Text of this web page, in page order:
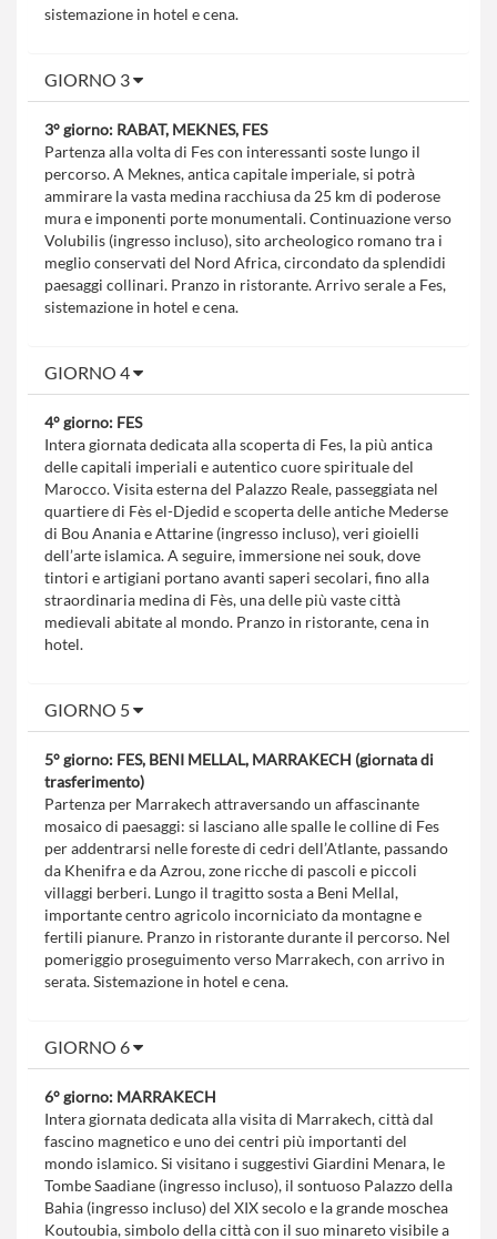
sistemazione in hotel e cena.
GIORNO 3
3° giorno: RABAT, MEKNES, FES
Partenza alla volta di Fes con interessanti soste lungo il
percorso. A Meknes, antica capitale imperiale, si potrà
ammirare la vasta medina racchiusa da 25 km di poderose
mura e imponenti porte monumentali. Continuazione verso
Volubilis (ingresso incluso), sito archeologico romano tra i
meglio conservati del Nord Africa, circondato da splendidi
paesaggi collinari. Pranzo in ristorante. Arrivo serale a Fes,
sistemazione in hotel e cena.
GIORNO 4
4° giorno: FES
Intera giornata dedicata alla scoperta di Fes, la più antica
delle capitali imperiali e autentico cuore spirituale del
Marocco. Visita esterna del Palazzo Reale, passeggiata nel
quartiere di Fès el-Djedid e scoperta delle antiche Mederse
di Bou Anania e Attarine (ingresso incluso), veri gioielli
dell’arte islamica. A seguire, immersione nei souk, dove
tintori e artigiani portano avanti saperi secolari, fino alla
straordinaria medina di Fès, una delle più vaste città
medievali abitate al mondo. Pranzo in ristorante, cena in
hotel.
GIORNO 5
5° giorno: FES, BENI MELLAL, MARRAKECH (giornata di
trasferimento)
Partenza per Marrakech attraversando un affascinante
mosaico di paesaggi: si lasciano alle spalle le colline di Fes
per addentrarsi nelle foreste di cedri dell’Atlante, passando
da Khenifra e da Azrou, zone ricche di pascoli e piccoli
villaggi berberi. Lungo il tragitto sosta a Beni Mellal,
importante centro agricolo incorniciato da montagne e
fertili pianure. Pranzo in ristorante durante il percorso. Nel
pomeriggio proseguimento verso Marrakech, con arrivo in
serata. Sistemazione in hotel e cena.
GIORNO 6
6° giorno: MARRAKECH
Intera giornata dedicata alla visita di Marrakech, città dal
fascino magnetico e uno dei centri più importanti del
mondo islamico. Si visitano i suggestivi Giardini Menara, le
Tombe Saadiane (ingresso incluso), il sontuoso Palazzo della
Bahia (ingresso incluso) del XIX secolo e la grande moschea
Koutoubia, simbolo della città con il suo minareto visibile a